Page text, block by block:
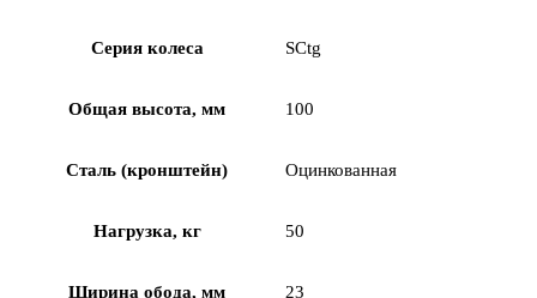
Серия колеса SCtg
Общая высота, мм 100
Сталь (кронштейн) Оцинкованная
Нагрузка, кг 50
Ширина обода, мм 23